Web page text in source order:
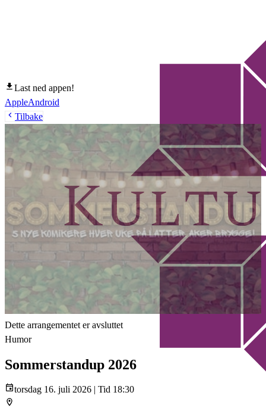
Last ned appen!
AppleAndroid
Tilbake
Dette arrangementet er avsluttet
Humor
Sommerstandup 2026
torsdag 16. juli 2026 | Tid 18:30